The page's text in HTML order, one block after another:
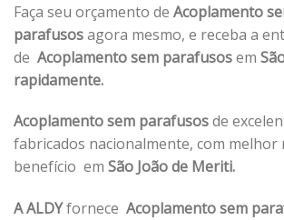
Faça seu orçamento de Acoplamento
parafusosagora mesmo, e receba a
de Acoplamento sem parafusosem
rapidamente.
Acoplamento sem parafusosde
fabricados nacionalmente, com melhor
benefício em São João de Meriti.
A ALDYfornece Acoplamento sem